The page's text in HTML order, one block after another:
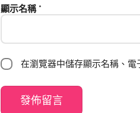
顯示名稱 *
在瀏覽器中儲存顯示名稱、電